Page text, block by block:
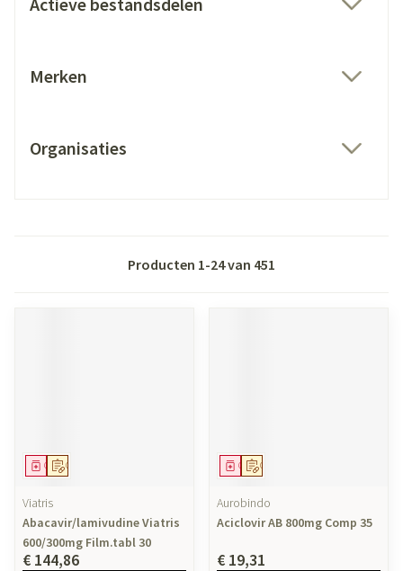
Merken
Organisaties
Producten 1-24van 451
Op voorschrift
Geneesmiddel
Viatris
Abacavir/lamivudine Viatris
600/300mg Film.tabl 30
€ 144,86
Op voorschrift
Geneesmiddel
Aurobindo
Aciclovir AB 800mg Comp 35
€ 19,31